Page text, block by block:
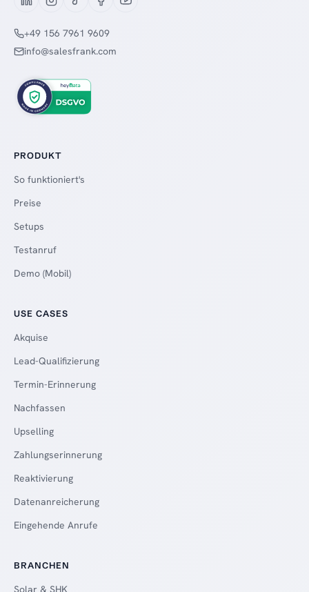
+49 156 7961 9609
info@salesfrank.com
PRODUKT
So funktioniert's
Preise
Setups
Testanruf
Demo (Mobil)
USE CASES
Akquise
Lead-Qualifizierung
Termin-Erinnerung
Nachfassen
Upselling
Zahlungserinnerung
Reaktivierung
Datenanreicherung
Eingehende Anrufe
BRANCHEN
Solar & SHK